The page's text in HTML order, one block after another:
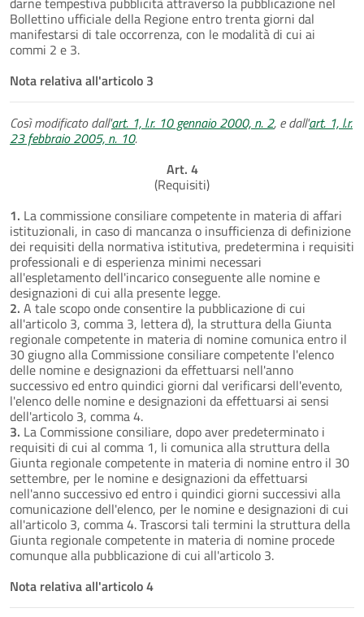
Bollettino ufficiale della Regione entro trenta giorni dal
manifestarsi di tale occorrenza, con le modalità di cui ai
commi 2 e 3.
Nota relativa all'articolo 3
Così modificato dall'art. 1, l.r. 10 gennaio 2000, n. 2, e dall'art. 1, l.r.
23 febbraio 2005, n. 10.
Art. 4
(Requisiti)
1. La commissione consiliare competente in materia di affari
istituzionali, in caso di mancanza o insufficienza di definizione
dei requisiti della normativa istitutiva, predetermina i requisiti
professionali e di esperienza minimi necessari
all'espletamento dell'incarico conseguente alle nomine e
designazioni di cui alla presente legge.
2. A tale scopo onde consentire la pubblicazione di cui
all'articolo 3, comma 3, lettera d), la struttura della Giunta
regionale competente in materia di nomine comunica entro il
30 giugno alla Commissione consiliare competente l'elenco
delle nomine e designazioni da effettuarsi nell'anno
successivo ed entro quindici giorni dal verificarsi dell'evento,
l'elenco delle nomine e designazioni da effettuarsi ai sensi
dell'articolo 3, comma 4.
3. La Commissione consiliare, dopo aver predeterminato i
requisiti di cui al comma 1, li comunica alla struttura della
Giunta regionale competente in materia di nomine entro il 30
settembre, per le nomine e designazioni da effettuarsi
nell'anno successivo ed entro i quindici giorni successivi alla
comunicazione dell'elenco, per le nomine e designazioni di cui
all'articolo 3, comma 4. Trascorsi tali termini la struttura della
Giunta regionale competente in materia di nomine procede
comunque alla pubblicazione di cui all'articolo 3.
Nota relativa all'articolo 4